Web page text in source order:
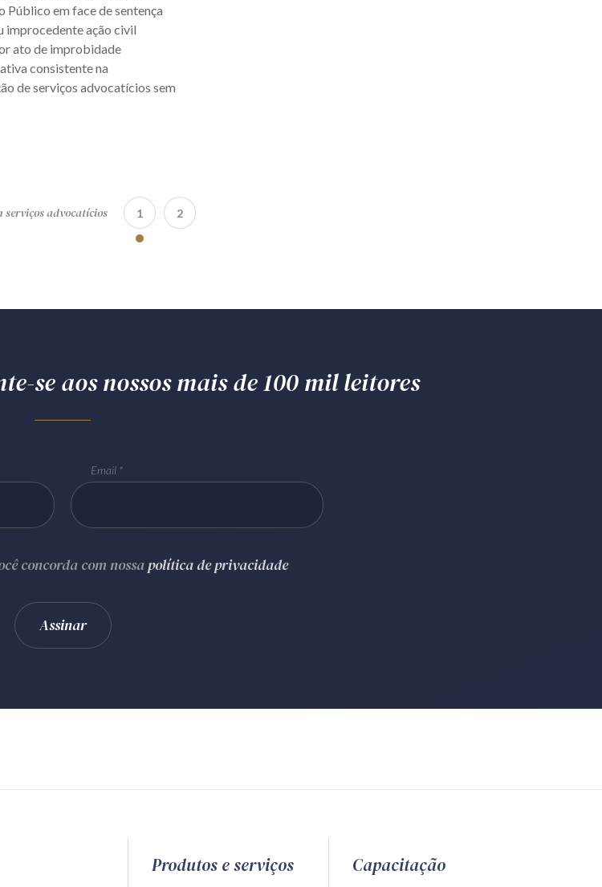
Público em face de sentença
improcedente ação civil
ato de improbidade
consistente na
de serviços advocatícios sem
serviços advocatícios 1 2
se aos nossos mais de 100 mil leitores
Email
concorda com nossapolítica de privacidade
Produtos e serviços Capacitação